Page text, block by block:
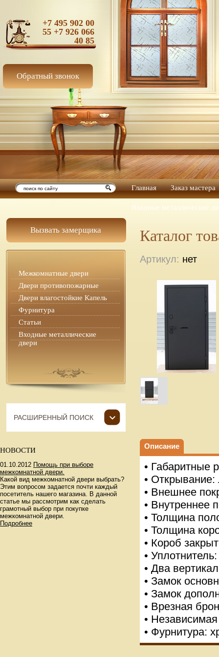
Обратный звонок
+7 495 902 00
55 +7 926 066
40 85
Главная Заказ мастера
Входные металлические
Каталог
Артикул: нет
Описание
• Габаритные
•
• Внешнее
• Внутреннее
• Толщина
• Толщина
• Короб
•
• Два
• Замок
• Замок
• Врезная
•
• Фурнитура:
Вызвать замерщика
Межкомнатные двери
Двери противопожарные
Двери влагостойкие Капель
Фурнитура
Статьи
Входные металлические
РАСШИРЕННЫЙ ПОИСК
НОВОСТИ
01.10.2012 Помощь при выборе
межкомнатной двери.
Какой вид межкомнатной двери выбрать?
Этим вопросом задается почти каждый
посетитель нашего магазина. В данной
статье мы рассмотрим как сделать
грамотный выбор при покупке
межкомнатной двери.
Подробнее